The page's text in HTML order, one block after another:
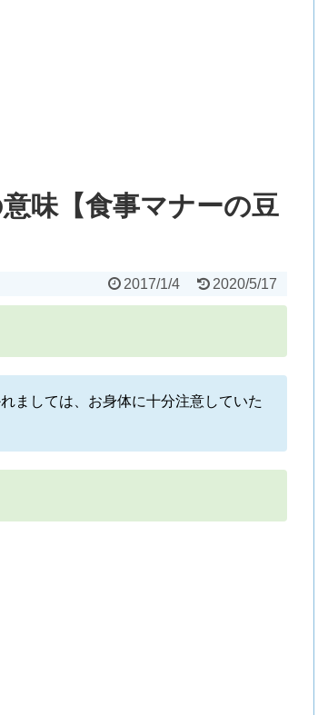
味【食事マナーの豆
2017/1/4 2020/5/17
ましては、お身体に十分注意していた